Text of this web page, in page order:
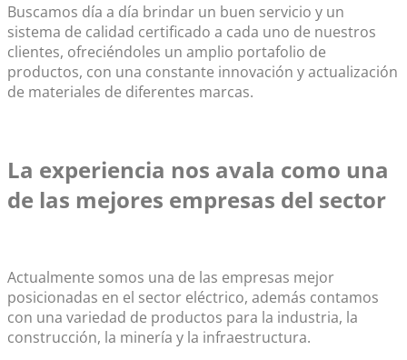
Buscamos día a día brindar un buen servicio y un
sistema de calidad certificado a cada uno de nuestros
clientes, ofreciéndoles un amplio portafolio de
productos, con una constante innovación y actualización
de materiales de diferentes marcas.
La experiencia nos avala como una
de las mejores empresas del sector
Actualmente somos una de las empresas mejor
posicionadas en el sector eléctrico, además contamos
con una variedad de productos para la industria, la
construcción, la minería y la infraestructura.